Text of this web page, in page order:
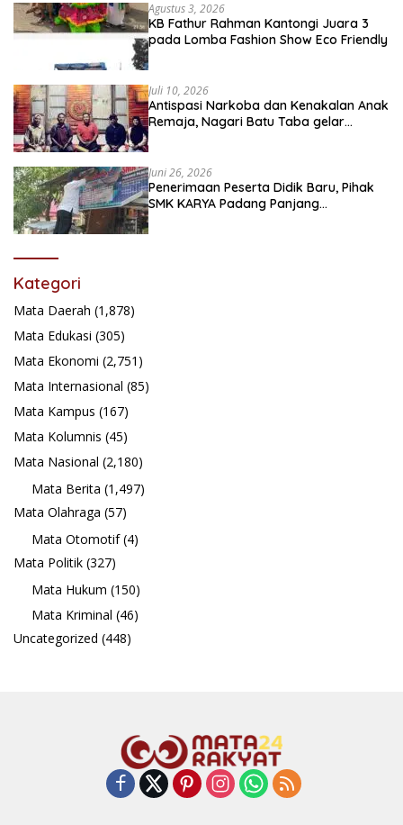
Agustus 3, 2026
KB Fathur Rahman Kantongi Juara 3
pada Lomba Fashion Show Eco Friendly
Juli 10, 2026
Antispasi Narkoba dan Kenakalan Anak
Remaja, Nagari Batu Taba gelar
Juni 26, 2026
Penerimaan Peserta Didik Baru, Pihak
SMK KARYA Padang Panjang
Kategori
Mata Daerah (1,878)
Mata Edukasi (305)
Mata Ekonomi (2,751)
Mata Internasional (85)
Mata Kampus (167)
Mata Kolumnis (45)
Mata Nasional (2,180)
Mata Berita (1,497)
Mata Olahraga (57)
Mata Otomotif(4)
Mata Politik (327)
Mata Hukum (150)
Mata Kriminal (46)
Uncategorized (448)